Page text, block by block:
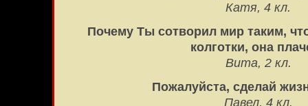
Катя, 4 кл.
Почему Ты сотворил мир таким,
колготки, она
Вита, 2 кл.
Пожалуйста, сделай
Павел, 4 кл.